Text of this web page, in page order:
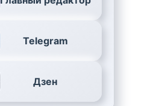
Telegram
Дзен